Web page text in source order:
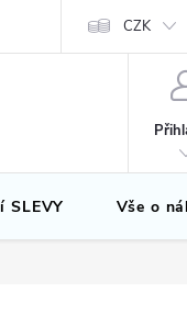
CZK
SLEVY Vše o